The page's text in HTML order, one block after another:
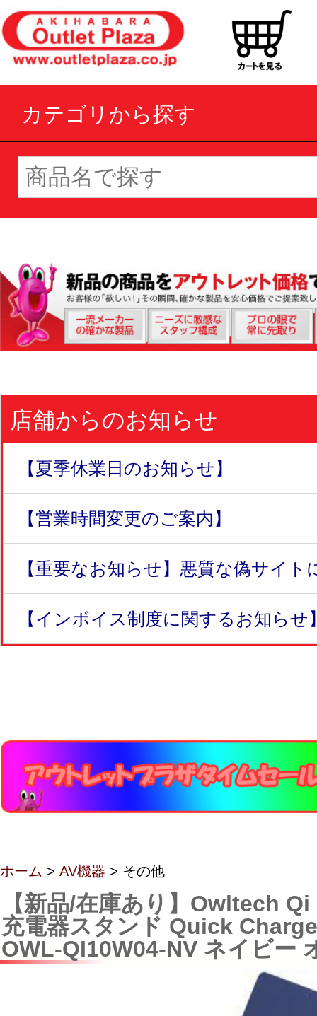
カテゴリから探す
店舗からのお知らせ
【夏季休業日のお知らせ】
【営業時間変更のご案内】
【重要なお知らせ】悪質な偽サイト
【インボイス制度に関するお知らせ
ホーム > AV機器 > その他
【新品/在庫あり】Owltech
充電器スタンド Quick
OWL-QI10W04-NV ネイビー